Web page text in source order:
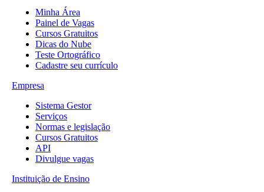
Minha Área
Painel de Vagas
Cursos Gratuitos
Dicas do Nube
Teste Ortográfico
Cadastre seu currículo
Empresa
Sistema Gestor
Serviços
Normas e legislação
Cursos Gratuitos
API
Divulgue vagas
Instituição de Ensino